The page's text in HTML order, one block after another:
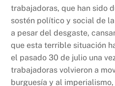
trabajadoras, que han sido
sostén político y social de
a pesar del desgaste,
que esta terrible situación
el pasado 30 de julio una
trabajadoras volvieron a
burguesía y al